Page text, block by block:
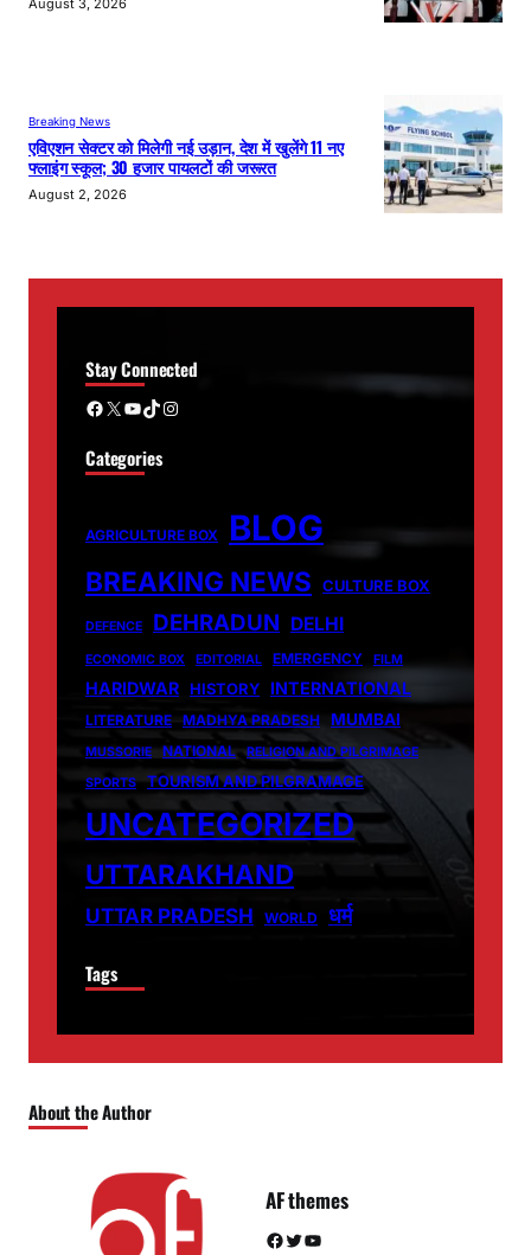
Breaking News
एविएशन सेक्टर को मिलेगी नई उड़ान, देश में खुलेंगे 11 नए
फ्लाइंग स्कूल; 30 हजार पायलटों की जरूरत
August 2, 2026
Stay Connected
Facebook X YouTube TikTok Instagram
Categories
AGRICULTURE BOX BLOG
BREAKING NEWS CULTURE BOX
DEFENCE DEHRADUN DELHI
ECONOMIC BOX EDITORIAL EMERGENCY FILM
HARIDWAR HISTORY INTERNATIONAL
LITERATURE MADHYA PRADESH MUMBAI
MUSSORIE NATIONAL
RELIGION AND PILGRIMAGE
SPORTS
TOURISM AND PILGRAMAGE
UNCATEGORIZED
UTTARAKHAND
UTTAR PRADESH WORLD धर्म
Tags
About the Author
AF themes
Facebook Twitter YouTube